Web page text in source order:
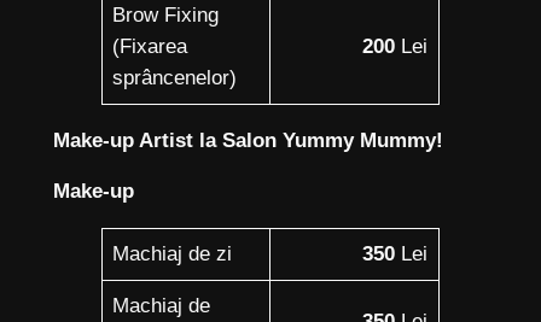
Brow Fixing
(Fixarea
sprâncenelor)
200 Lei
Make-up Artist la Salon Yummy Mummy!
Make-up
Machiaj de zi 350 Lei
Machiaj de